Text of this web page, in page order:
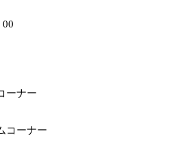
ーナー
コーナー